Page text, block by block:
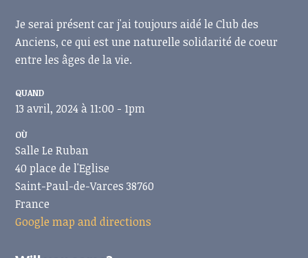
Jeserai présent car j'ai toujours aidé le Club des
Anciens, ce qui est une naturelle solidarité de coeur
entre les âges de la vie.
QUAND
13 avril, 2024 à 11:00 - 1pm
OÙ
Salle Le Ruban
40 place de l'Eglise
Saint-Paul-de-Varces 38760
France
Google map and directions